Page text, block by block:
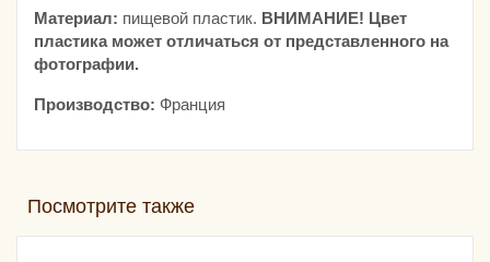
Материал: пищевой пластик. ВНИМАНИЕ! Цвет
пластика может отличаться от представленного на
фотографии.
Производство: Франция
Посмотрите также